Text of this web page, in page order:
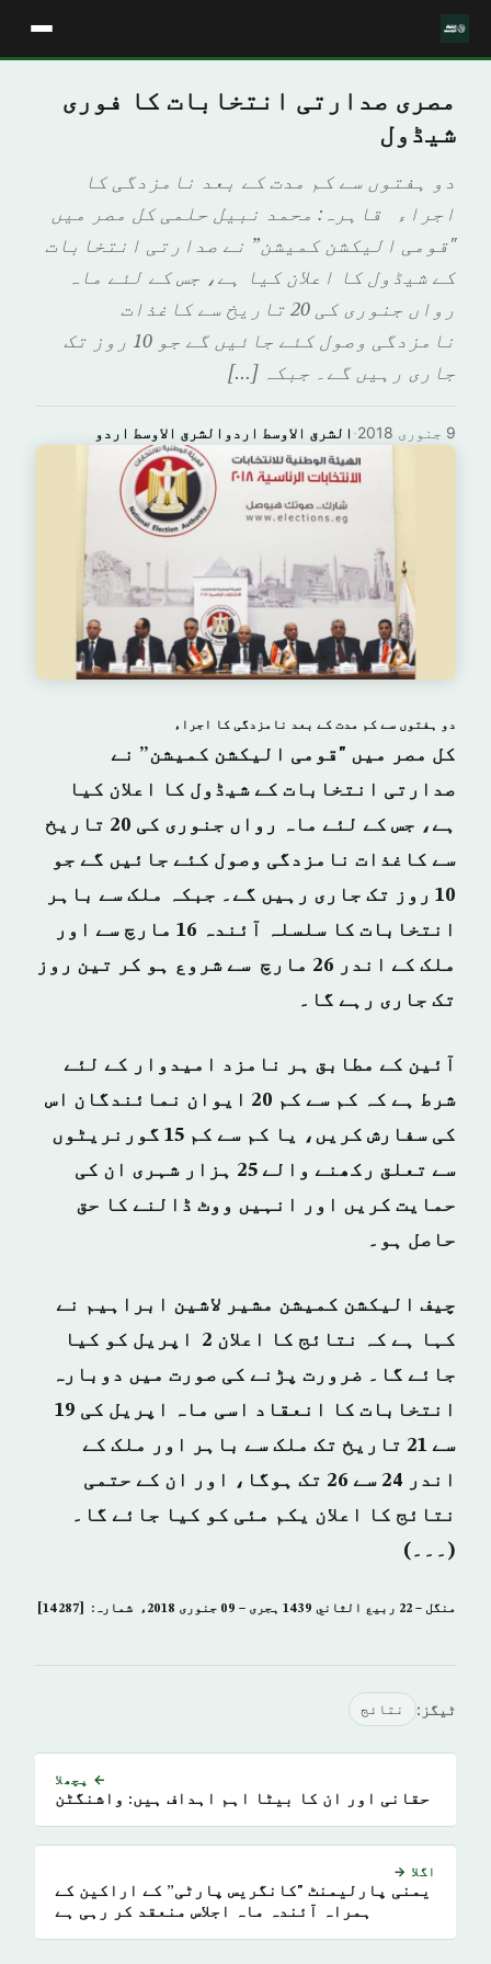
مصری صدارتی انتخابات کا فوری
شیڈول
دو ہفتوں سے کم مدت کے بعد نامزدگی کا
اجراء قاہرہ: محمد نبیل حلمی کل مصر میں
"قومی الیکشن کمیشن” نے صدارتی انتخابات
کے شیڈول کا اعلان کیا ہے، جس کے لئے ماہ
رواں جنوری کی 20 تاریخ سے کاغذات
نامزدگی وصول کئے جائیں گے جو 10 روز تک
جاری رہیں گے۔ جبکہ […]
الشرق الاوسط اردوالشرق الاوسط اردو · 9 جنوری 2018
دو ہفتوں سے کم مدت کے بعد نامزدگی کا اجراء
کل مصر میں "قومی الیکشن کمیشن” نے
صدارتی انتخابات کے شیڈول کا اعلان کیا
ہے، جس کے لئے ماہ رواں جنوری کی 20 تاریخ
سے کاغذات نامزدگی وصول کئے جائیں گے جو
10 روز تک جاری رہیں گے۔ جبکہ ملک سے باہر
انتخابات کا سلسلہ آئندہ 16 مارچ سے اور
ملک کے اندر 26 مارچ سے شروع ہو کر تین روز
تک جاری رہے گا۔
آئین کے مطابق ہر نامزد امیدوار کے لئے
شرط ہے کہ کم سے کم 20 ایوان نمائندگان اس
کی سفارش کریں، یا کم سے کم 15 گورنریٹوں
سے تعلق رکھنے والے 25 ہزار شہری ان کی
حمایت کریں اور انہیں ووٹ ڈالنے کا حق
حاصل ہو۔
چیف الیکشن کمیشن مشیر لاشین ابراہیم نے
کہا ہے کہ نتائج کا اعلان 2 اپریل کو کیا
جائے گا۔ ضرورت پڑنے کی صورت میں دوبارہ
انتخابات کا انعقاد اسی ماہ اپریل کی 19
سے 21 تاریخ تک ملک سے باہر اور ملک کے
اندر 24 سے 26 تک ہوگا، اور ان کے حتمی
نتائج کا اعلان یکم مئی کو کیا جائے گا۔
(۔۔۔)
منگل – 22 ربيع الثاني 1439 ہجری – 09 جنوری 2018ء شمارہ: [14287]
ٹیگز: نتائج
← پچھلا
حقانی اور ان کا بیٹا اہم اہداف ہیں: واشنگٹن
اگلا →
یمنی پارلیمنٹ "کانگریس پارٹی” کے اراکین کے
ہمراہ آئندہ ماہ اجلاس منعقد کر رہی ہے